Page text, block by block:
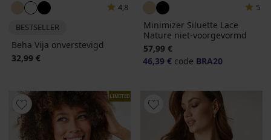
4,8
BESTSELLER
Beha Vija onverstevigd
32,99 €
5
Minimizer Siluette Lace
Nature niet-voorgevormd
57,99 €
46,39 € code BRA20
LIMITED